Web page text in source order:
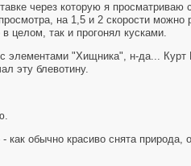
через которую я просматриваю
на 1,5 и 2 скорости можно
в целом, так и прогонял кусками.
элементами "Хищника", н-да... Курт
эту блевотину.
обычно красиво снята природа,